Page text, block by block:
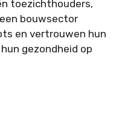
toezichthouders,
bouwsector
en vertrouwen hun
gezondheid op